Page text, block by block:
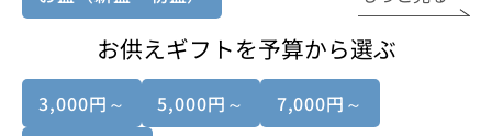
お供えギフトを予算から選ぶ
3,000円～ 5,000円～
7,000円～